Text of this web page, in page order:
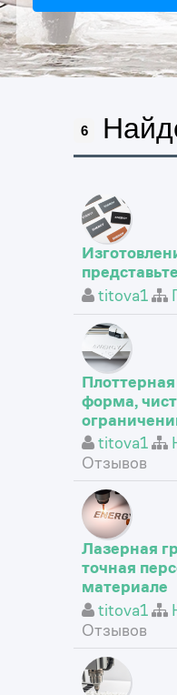
6
titova1
форма,
titova1
Отзывов
Лазерная
точная
материале
titova1
Отзывов